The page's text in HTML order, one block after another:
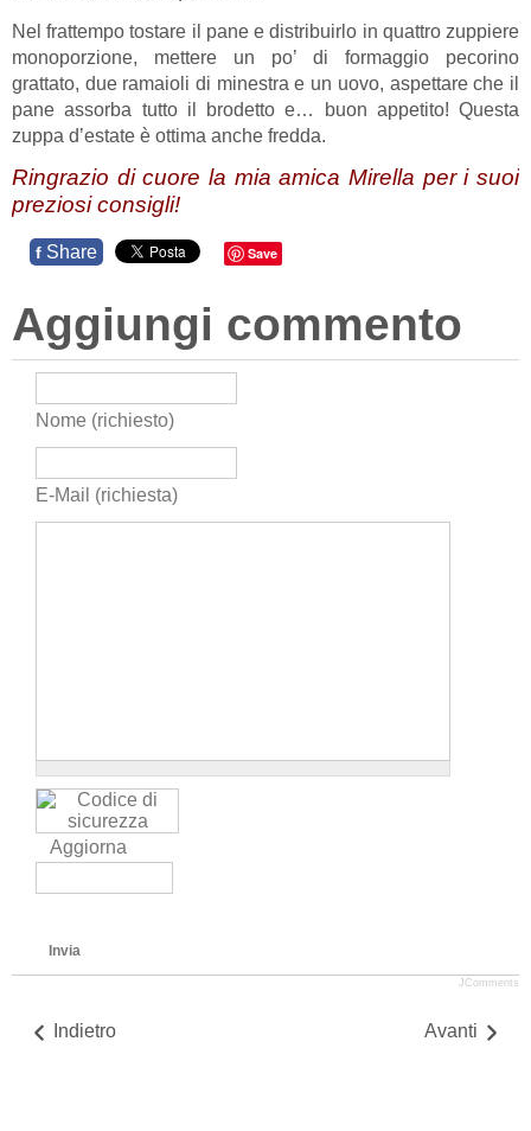
Nel frattempo tostare il pane e distribuirlo in quattro zuppiere
monoporzione, mettere un po’ di formaggio pecorino
grattato, due ramaioli di minestra e un uovo, aspettare che il
pane assorba tutto il brodetto e… buon appetito! Questa
zuppa d’estate è ottima anche fredda.
Ringrazio di cuore la mia amica Mirella per i suoi
preziosi consigli!
f Share Save
Aggiungi commento
Nome (richiesto)
E-Mail (richiesta)
Aggiorna
Invia
JComments
Indietro Avanti